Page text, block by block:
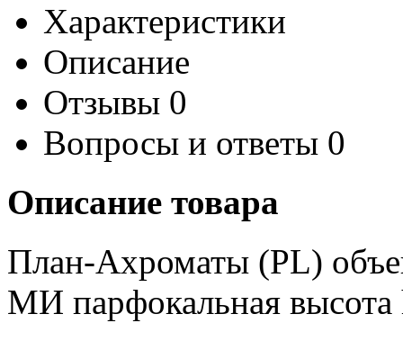
Характеристики
Описание
Отзывы 0
Вопросы и ответы 0
Описание товара
План-Ахроматы (PL)
МИ парфокальная